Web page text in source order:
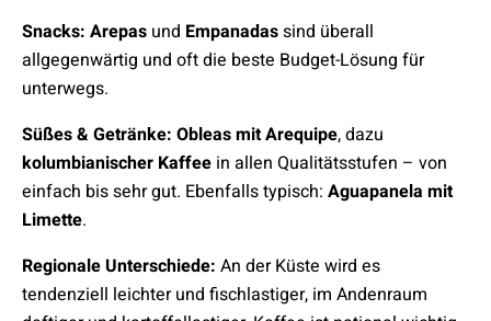
Snacks: Arepas und Empanadassind überall
allgegenwärtig und oft die beste Budget-Lösung für
unterwegs.
Süßes & Getränke: Obleas mit Arequipe, dazu
kolumbianischer Kaffee in allen Qualitätsstufen – von
einfach bis sehr gut. Ebenfalls typisch: Aguapanela mit
Limette.
Regionale Unterschiede: An der Küste wird es
tendenziell leichter und fischlastiger, im Andenraum